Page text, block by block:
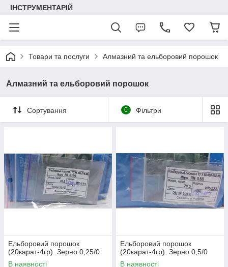
ІНСТРУМЕНТАРІЙ
Товари та послуги Алмазний та ельборовий порошок
Алмазний та ельборовий порошок
Сортування 0 Фільтри
Ельборовий порошок
(20карат-4гр). Зерно 0,25/0
В наявності
Ельборовий порошок
(20карат-4гр). Зерно 0,5/0
В наявності